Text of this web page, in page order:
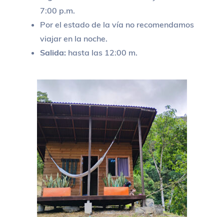
7:00 p.m.
Por el estado de la vía no recomendamos
viajar en la noche.
Salida: hasta las 12:00 m.